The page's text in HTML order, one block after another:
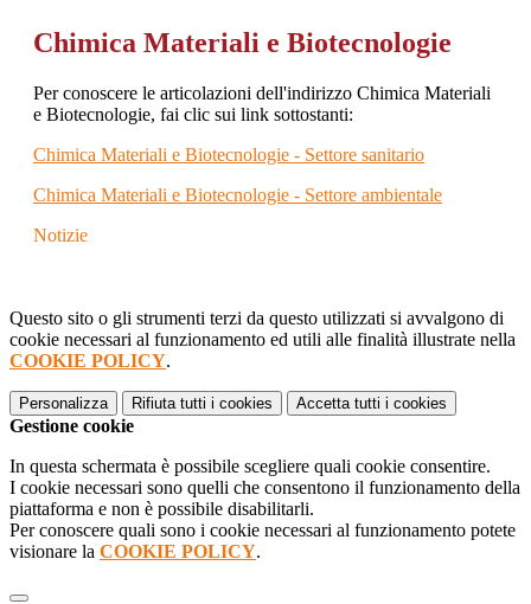
Chimica Materiali e Biotecnologie
Per conoscere le articolazioni dell'indirizzo Chimica Materiali
e Biotecnologie, fai clic sui link sottostanti:
Chimica Materiali e Biotecnologie - Settore sanitario
Chimica Materiali e Biotecnologie - Settore ambientale
Notizie
Questo sito o gli strumenti terzi da questo utilizzati si avvalgono di
cookie necessari al funzionamento ed utili alle finalità illustrate nella
COOKIE POLICY.
Personalizza Rifiuta tutti i cookies Accetta tutti i cookies
Gestione cookie
In questa schermata è possibile scegliere quali cookie consentire.
I cookie necessari sono quelli che consentono il funzionamento della
piattaforma e non è possibile disabilitarli.
Per conoscere quali sono i cookie necessari al funzionamento potete
visionare la COOKIE POLICY.